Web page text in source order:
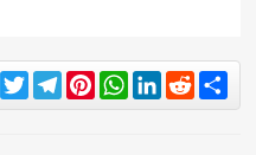
Messenger
TwitterTelegram
Pinterest
WhatsApp
LinkedIn
Reddit